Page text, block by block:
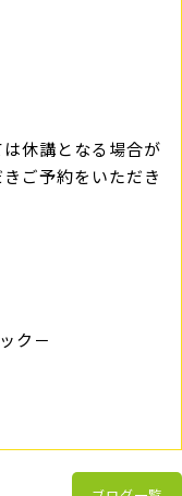
休講となる場合が
ご予約をいただき
ク－